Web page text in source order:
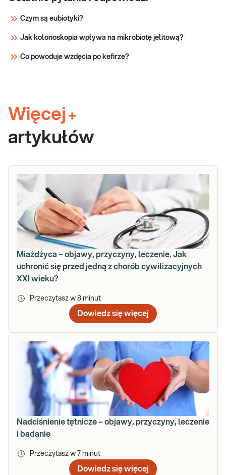
Czym są eubiotyki?
Jak kolonoskopia wpływa na mikrobiotę jelitową?
Co powoduje wzdęcia po kefirze?
Więcej +
artykułów
Miażdżyca – objawy, przyczyny, leczenie. Jak
uchronić się przed jedną z chorób cywilizacyjnych
XXI wieku?
Przeczytasz w 8 minut
Dowiedz się więcej
Nadciśnienie tętnicze – objawy, przyczyny, leczenie
i badanie
Przeczytasz w 7 minut
Dowiedz się więcej